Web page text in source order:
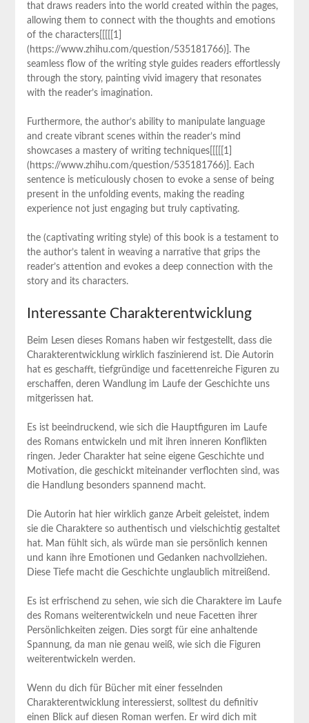
that‍ draws readers into the world created​ within the ⁢pages,
allowing them to connect ‌with the thoughts and emotions
of the characters[[[[[1]
(https://www.zhihu.com/question/535181766)]. The
seamless ​flow of the writing style guides ​readers effortlessly
through the story, painting vivid imagery that resonates
with the reader’s imagination.
Furthermore, the ‍author’s ability to manipulate language‍
and create vibrant scenes within the reader’s mind
showcases a mastery of writing techniques[[[[[1]
(https://www.zhihu.com/question/535181766)]. Each
sentence is meticulously chosen ‍to ⁢evoke a sense of being
present in the unfolding events, making the reading
⁣experience ‍not just engaging but truly captivating.
the (captivating writing style) of this book is a testament to
the author’s talent in weaving​ a narrative‌ that ​grips the
reader’s ​attention and evokes a ⁣deep connection with the
story and its characters.
Interessante Charakterentwicklung
Beim Lesen dieses Romans haben wir festgestellt, dass die‍
Charakterentwicklung wirklich faszinierend‌ ist. ⁣Die Autorin
hat es geschafft, tiefgründige und facettenreiche Figuren‌ zu
erschaffen, deren⁤ Wandlung im Laufe der Geschichte uns
mitgerissen hat.
Es ist ‌beeindruckend, wie‌ sich die⁢ Hauptfiguren im Laufe
des Romans entwickeln und mit ihren ‍inneren Konflikten
ringen. Jeder Charakter ⁢hat ⁣seine eigene Geschichte und
Motivation, die geschickt miteinander verflochten sind, was
die Handlung besonders spannend macht.
Die Autorin hat hier wirklich ganze Arbeit geleistet, indem
sie die‍ Charaktere so authentisch ‍und vielschichtig gestaltet
hat. Man ⁢fühlt sich, als würde man sie persönlich⁣ kennen⁣
und kann ‌ihre⁣ Emotionen und​ Gedanken nachvollziehen.
Diese⁤ Tiefe macht die Geschichte unglaublich mitreißend.
Es ist erfrischend zu sehen, wie sich die Charaktere‌ im Laufe
des Romans ​weiterentwickeln und neue⁣ Facetten ihrer
Persönlichkeiten ⁤zeigen. Dies sorgt für eine⁢ anhaltende‍
Spannung, da man nie genau‍ weiß, ⁢wie​ sich die Figuren
weiterentwickeln​ werden.
Wenn du ⁣dich für Bücher mit einer fesselnden
Charakterentwicklung interessierst, solltest ⁣du definitiv
‍einen Blick‍ auf diesen‌ Roman ​werfen. ⁤Er wird dich mit